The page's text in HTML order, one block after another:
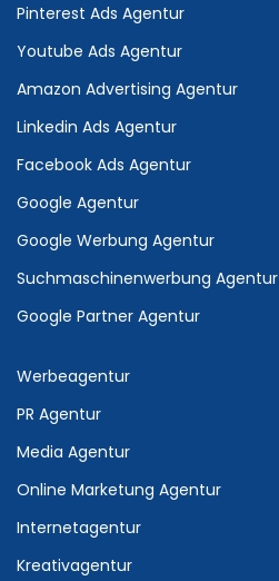
Pinterest Ads Agentur
Youtube Ads Agentur
Amazon Advertising Agentur
Linkedin Ads Agentur
Facebook Ads Agentur
Google Agentur
Google Werbung Agentur
Suchmaschinenwerbung Agentur
Google Partner Agentur
Werbeagentur
PR Agentur
Media Agentur
Online Marketung Agentur
Internetagentur
Kreativagentur